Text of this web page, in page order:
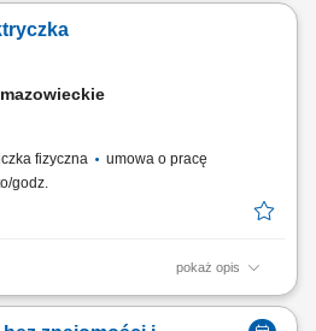
ślusarskie i montażowe zgodnie z
mazowieckie
fizyczna
umowa o pracę
godz.
pokaż opis
w budynkach mieszkalnych i